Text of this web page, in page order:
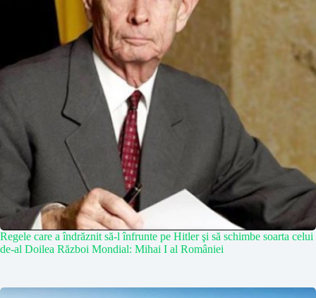
Regele care a îndrăznit să-l înfrunte pe Hitler şi să schimbe soarta celui
de-al Doilea Război Mondial: Mihai I al României